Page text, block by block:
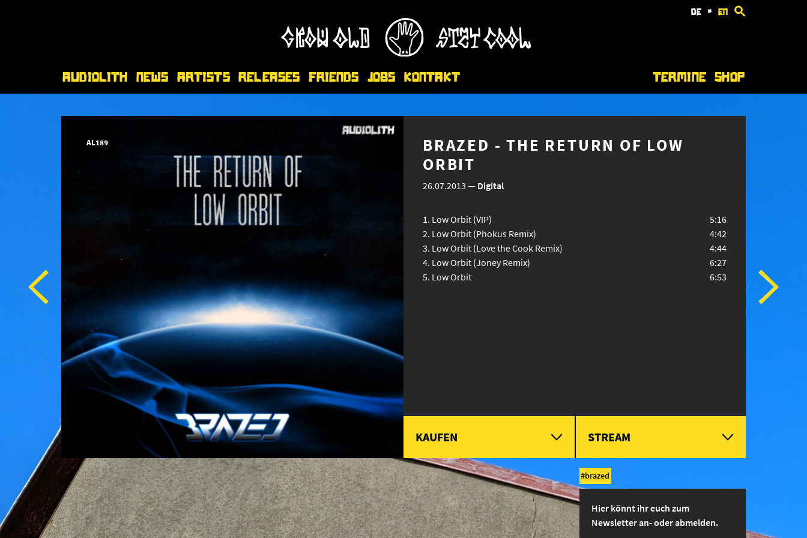
de * en
Audiolith News Artists Releases Friends Jobs Kontakt Termine Shop
AL189
BRAZED - THE RETURN OF LOW
ORBIT
26.07.2013 — Digital
Low Orbit (VIP)
5:16
Low Orbit (Phokus Remix)
4:42
Low Orbit (Love the Cook Remix)
4:44
Low Orbit (Joney Remix)
6:27
Low Orbit
6:53
KAUFEN STREAM
brazed
Hier könnt ihr euch zum
Newsletter an- oder abmelden.